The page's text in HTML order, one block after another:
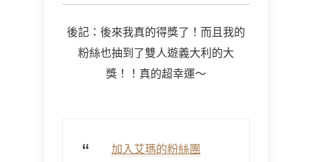
後記：後來我真的得獎了！而且我的
粉絲也抽到了雙人遊義大利的大
獎！！真的超幸運～
加入艾瑪的粉絲團